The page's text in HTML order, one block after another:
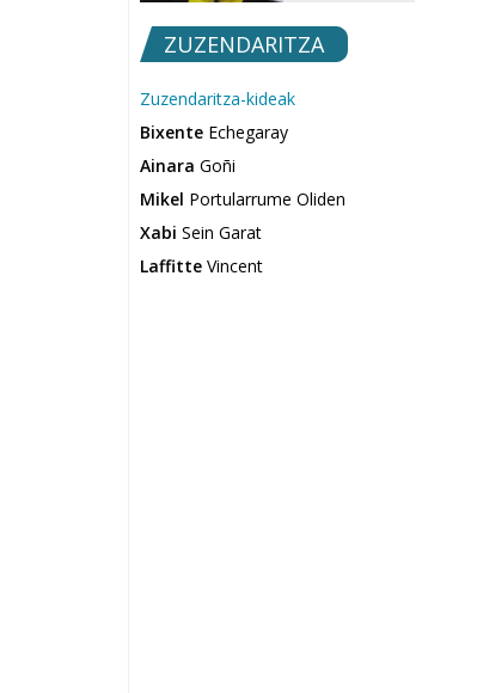
ZUZENDARITZA
Zuzendaritza-kideak
Bixente Echegaray
Ainara Goñi
Mikel Portularrume Oliden
Xabi Sein Garat
Laffitte Vincent